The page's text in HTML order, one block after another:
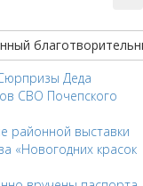
Деда
СВО Почепского
районной выставки
«Новогодних красок